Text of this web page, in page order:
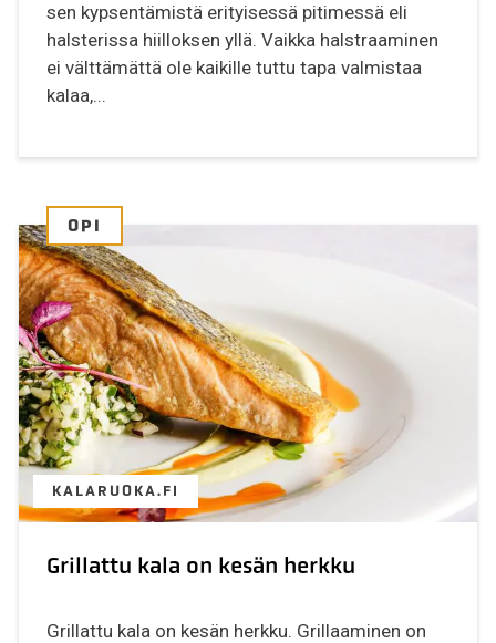
sen kypsentämistä erityisessä pitimessä eli
halsterissa hiilloksen yllä. Vaikka halstraaminen
ei välttämättä ole kaikille tuttu tapa valmistaa
kalaa,...
OPI
KALARUOKA.FI
Grillattu kala on kesän herkku
Grillattu kala on kesän herkku. Grillaaminen on